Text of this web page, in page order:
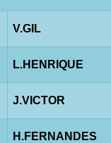
V.GIL
L.HENRIQUE
J.VICTOR
H.FERNANDES